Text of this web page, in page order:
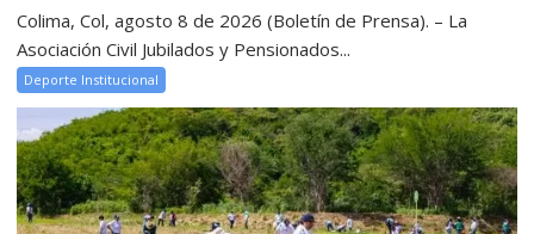
Colima, Col, agosto 8 de 2026 (Boletín de Prensa). – La
Asociación Civil Jubilados y Pensionados...
Deporte Institucional